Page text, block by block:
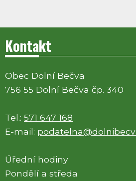
Kontakt
Obec Dolní Bečva
756 55 Dolní Bečva čp. 340
Tel.: 571 647 168
E-mail:
Úřední hodiny
Pondělí a středa